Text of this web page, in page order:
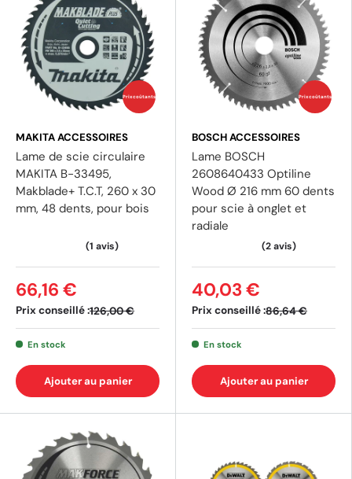
Prix coûtants
MAKITA ACCESSOIRES
Lame de scie circulaire
MAKITA B-33495,
Makblade+ T.C.T, 260 x 30
mm, 48 dents, pour bois
Prix conseillé :126,00 €
66,16 €
En stock
Ajouter au panier
Prix coûtants
BOSCH ACCESSOIRES
Lame BOSCH
2608640433 Optiline
Wood Ø 216 mm 60 dents
pour scie à onglet et
radiale
Prix conseillé :86,64 €
40,03 €
En stock
Ajouter au panier